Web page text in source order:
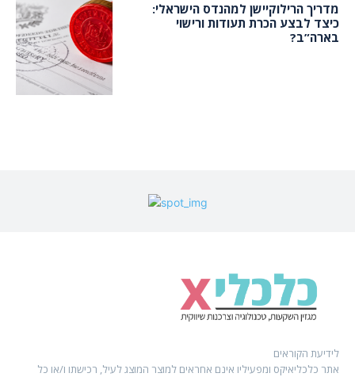
מדריך הרילוקיישן למהנדס הישראלי:
כיצד לבצע הכרת תעודות ורישוי
בארה”ב?
לידיעת הקוראים
אתר כלכליאיקס ומפעיליו אינם אחראים למוצר המוצג לעיל, רכישתו ו/או כל